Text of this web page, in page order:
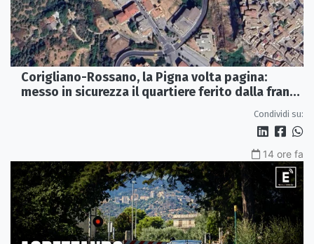
Corigliano-Rossano, la Pigna volta pagina:
messo in sicurezza il quartiere ferito dalla frana
Condividi su:
14 ore fa